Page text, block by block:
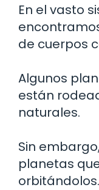
En el vasto
de cuerpos
Algunos
están
naturales.
Sin
planetas
orbitándolos.